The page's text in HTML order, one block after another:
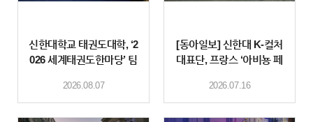
신한대학교 태권도대학, ‘2
026 세계태권도한마당’ 팀
도자상·최우수
2026.08.07
[동아일보] 신한대 K-컬처
대표단, 프랑스 ‘아비뇽 페
2026.07.16